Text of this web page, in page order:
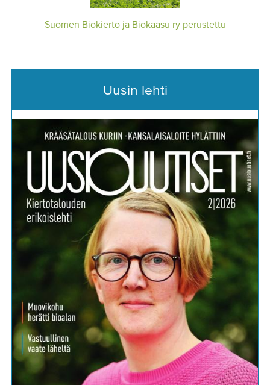
Suomen Biokierto ja Biokaasu ry perustettu
Uusin lehti